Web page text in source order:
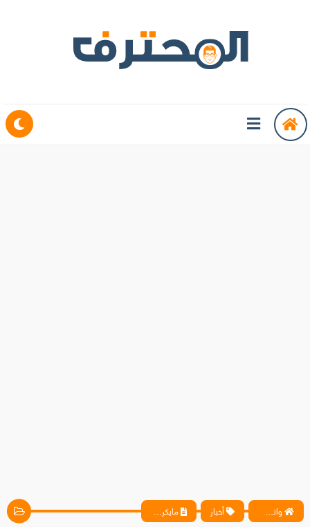
واتس آب ، فيسبوك ، أنترنت ، شروحات تقنية حصرية - المحترف أخبار مايكروسوفت و Walmart تتحدان من أجل الاستحواذ على TikTok